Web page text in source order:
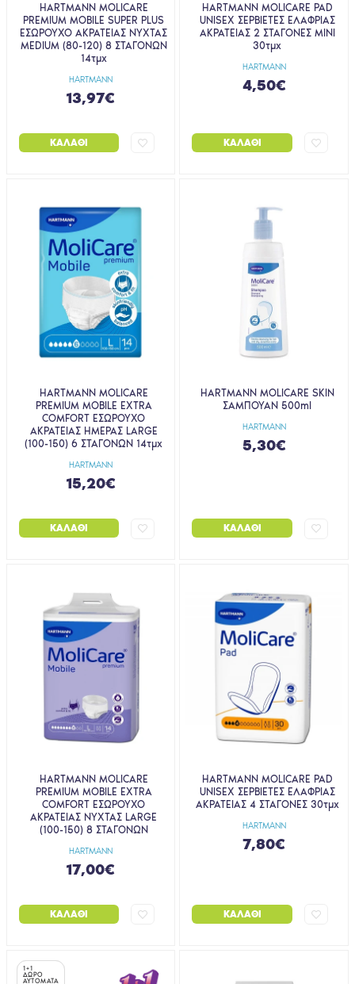
HARTMANN
HARTMANN MOLICARE
PREMIUM MOBILE SUPER PLUS
ΕΣΩΡΟΥΧΟ ΑΚΡΑΤΕΙΑΣ ΝΥΧΤΑΣ
MEDIUM (80-120) 8 ΣΤΑΓΟΝΩΝ
14τμχ
13,97€
ΚΑΛΆΘΙ
HARTMANN
HARTMANN MOLICARE PAD
UNISEX ΣΕΡΒΙΕΤΕΣ ΕΛΑΦΡΙΑΣ
ΑΚΡΑΤΕΙΑΣ 2 ΣΤΑΓΟΝΕΣ MINI
30τμχ
4,50€
ΚΑΛΆΘΙ
HARTMANN
HARTMANN MOLICARE
PREMIUM MOBILE EXTRA
COMFORT ΕΣΩΡΟΥΧΟ
ΑΚΡΑΤΕΙΑΣ ΗΜΕΡΑΣ LARGE
(100-150) 6 ΣΤΑΓΟΝΩΝ 14τμχ
15,20€
ΚΑΛΆΘΙ
HARTMANN
HARTMANN MOLICARE SKIN
ΣΑΜΠΟΥΑΝ 500ml
5,30€
ΚΑΛΆΘΙ
HARTMANN
HARTMANN MOLICARE
PREMIUM MOBILE EXTRA
COMFORT ΕΣΩΡΟΥΧΟ
ΑΚΡΑΤΕΙΑΣ ΝΥΧΤΑΣ LARGE
(100-150) 8 ΣΤΑΓΟΝΩΝ
17,00€
ΚΑΛΆΘΙ
HARTMANN
HARTMANN MOLICARE PAD
UNISEX ΣΕΡΒΙΕΤΕΣ ΕΛΑΦΡΙΑΣ
ΑΚΡΑΤΕΙΑΣ 4 ΣΤΑΓΟΝΕΣ 30τμχ
7,80€
ΚΑΛΆΘΙ
1+1
ΔΩΡΟ
ΑΥΤΟΜΑΤΑ
1+1
ΔΩΡΟ
ΑΥΤΟΜΑΤΑ